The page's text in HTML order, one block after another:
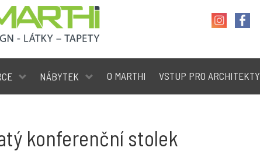
NÁBYTEK O MARTHI VSTUP PRO ARCHITEKTY
konferenční stolek